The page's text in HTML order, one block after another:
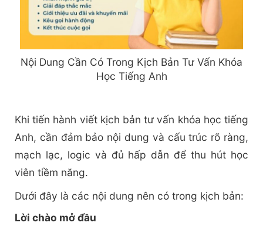
Nội Dung Cần Có Trong Kịch Bản Tư Vấn Khóa
Học Tiếng Anh
Khi tiến hành viết kịch bản tư vấn khóa học tiếng
Anh, cần đảm bảo nội dung và cấu trúc rõ ràng,
mạch lạc, logic và đủ hấp dẫn để thu hút học
viên tiềm năng.
Dưới đây là các nội dung nên có trong kịch bản:
Lời chào mở đầu